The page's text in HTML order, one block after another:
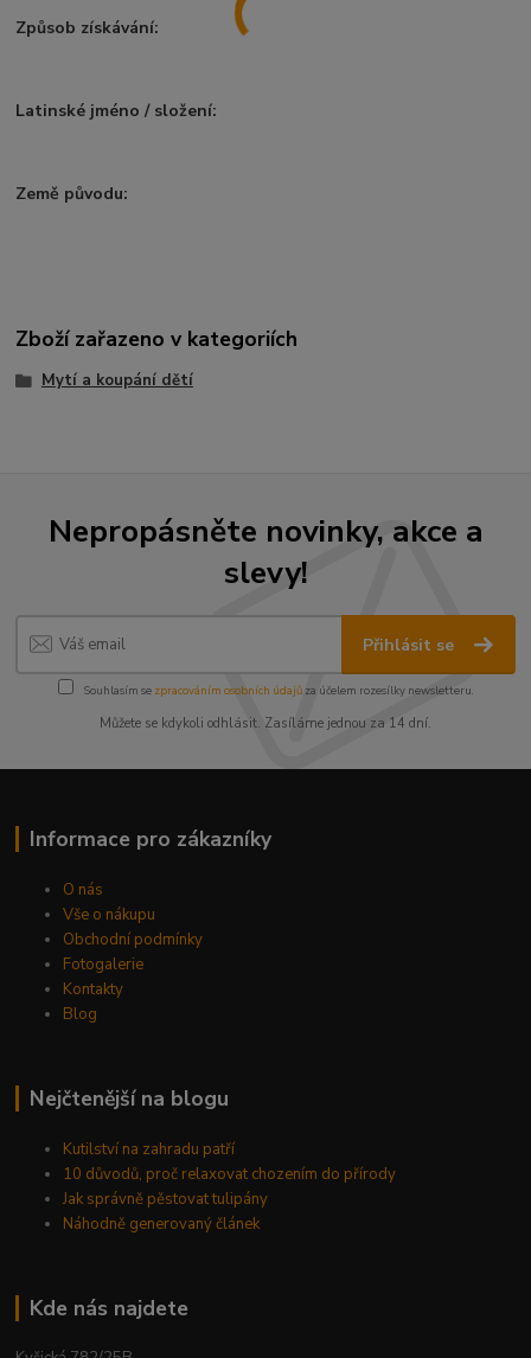
Způsob získávání:
Latinské jméno / složení:
Země původu:
Zboží zařazeno v kategoriích
Mytí a koupání dětí
Nepropásněte novinky, akce a
slevy!
Přihlásit se
Souhlasím se zpracováním osobních údajůza účelem rozesílky newsletteru.
Můžete se kdykoli odhlásit. Zasíláme jednou za 14 dní.
Informace pro zákazníky
O nás
Vše o nákupu
Obchodní podmínky
Fotogalerie
Kontakty
Blog
Nejčtenější na blogu
Kutilství na zahradu patří
10 důvodů, proč relaxovat chozením do přírody
Jak správně pěstovat tulipány
Náhodně generovaný článek
Kde nás najdete